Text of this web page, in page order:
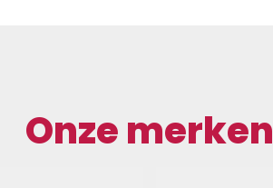
Onze merken